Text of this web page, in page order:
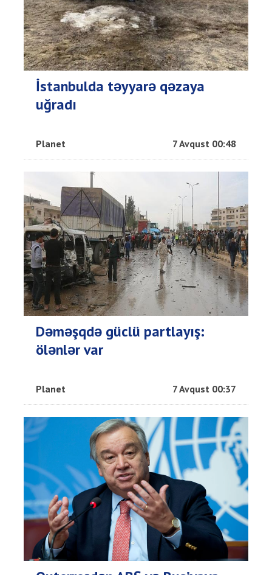
İstanbulda təyyarə qəzaya
uğradı
Planet 7 Avqust 00:48
Dəməşqdə güclü partlayış:
ölənlər var
Planet 7 Avqust 00:37